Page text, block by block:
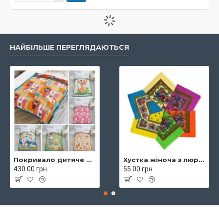
НАЙБІЛЬШЕ ПЕРЕГЛЯДАЮТЬСЯ
Покривало дитяче муслінове 120х160 Malloory 9288
430.00 грн.
Хустка жіноча з люрексом 70х70 7974
55.00 грн.